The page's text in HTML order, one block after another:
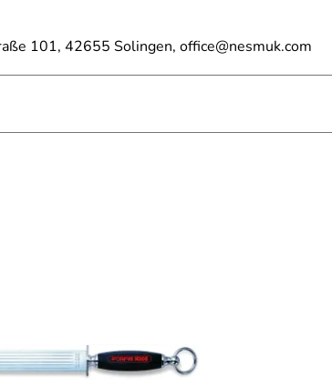
101, 42655 Solingen, office@nesmuk.com